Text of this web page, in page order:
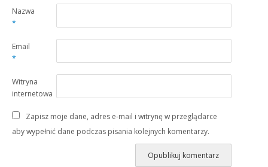
Nazwa
*
Email
*
Witryna
internetowa
Zapisz moje dane, adres e-mail i witrynę w przeglądarce
aby wypełnić dane podczas pisania kolejnych komentarzy.